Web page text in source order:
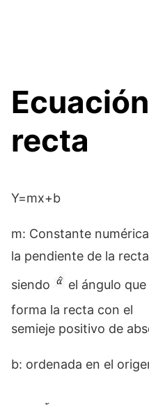
recta
Y=mx+b
m: Constante
la pendiente de la recta
siendo
el ángulo que
forma la recta con el
semieje positivo de
b: ordenada en el